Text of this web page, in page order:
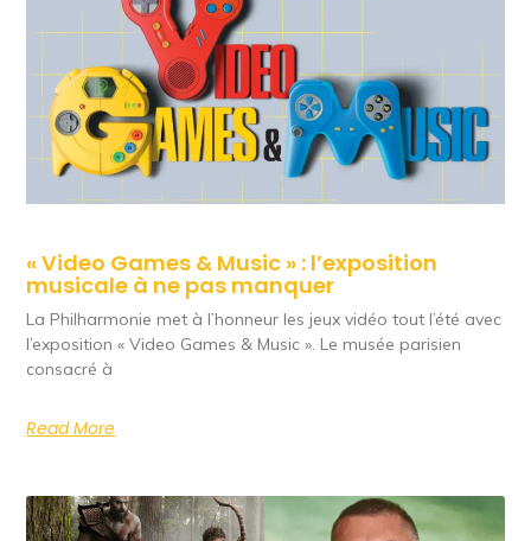
« Video Games & Music » : l’exposition
musicale à ne pas manquer
La Philharmonie met à l’honneur les jeux vidéo tout l’été avec
l’exposition « Video Games & Music ». Le musée parisien
consacré à
Read More